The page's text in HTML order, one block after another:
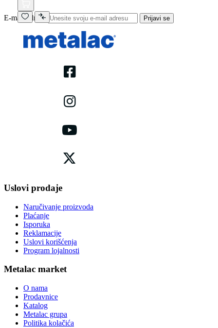
E-mail adresa Prijavi se
Uslovi prodaje
Naručivanje proizvoda
Plaćanje
Isporuka
Reklamacije
Uslovi korišćenja
Program lojalnosti
Metalac market
O nama
Prodavnice
Katalog
Metalac grupa
Politika kolačića